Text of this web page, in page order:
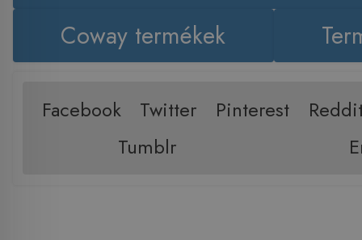
Coway termékek
Facebook Twitter Pinterest
Tumblr